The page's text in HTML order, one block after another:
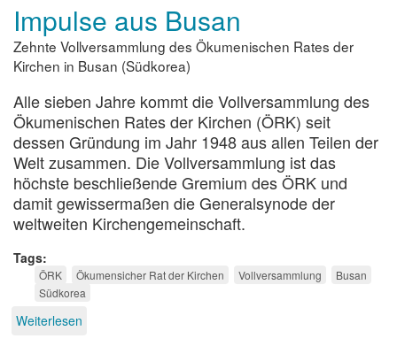
Impulse aus Busan
Zehnte Vollversammlung des Ökumenischen Rates der
Kirchen in Busan (Südkorea)
Alle sieben Jahre kommt die Vollversammlung des
Ökumenischen Rates der Kirchen (ÖRK) seit
dessen Gründung im Jahr 1948 aus allen Teilen der
Welt zusammen. Die Vollversammlung ist das
höchste beschließende Gremium des ÖRK und
damit gewissermaßen die Generalsynode der
weltweiten Kirchengemeinschaft.
Tags
ÖRK Ökumensicher Rat der Kirchen Vollversammlung
Busan
Südkorea
Weiterlesen